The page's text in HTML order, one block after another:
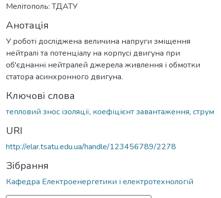
Мелітополь: ТДАТУ
Анотація
У роботі досліджена величина напруги зміщення
нейтралі та потенціалу на корпусі двигуна при
об'єднанні нейтралей джерела живлення і обмотки
статора асинхронного двигуна.
Ключові слова
тепловий знос ізоляції, коефіцієнт завантаження, струм
URI
http://elar.tsatu.edu.ua/handle/123456789/2278
Зібрання
Кафедра Електроенергетики і електротехнологій